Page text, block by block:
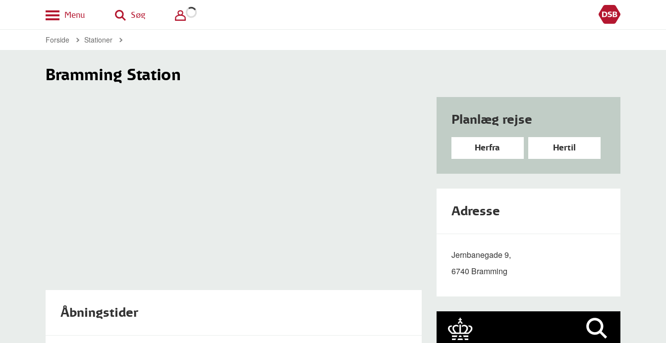
Menu Søg
Forside Stationer
Bramming Station
Åbningstider
Planlæg rejse
Herfra Hertil
Adresse
Jernbanegade 9,
6740 Bramming